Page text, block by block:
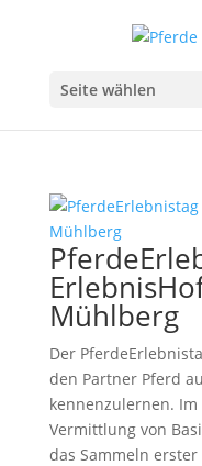
Seite wählen
Mühlberg
Der
den Partner Pferd
kennenzulernen.
Vermittlung von
das Sammeln